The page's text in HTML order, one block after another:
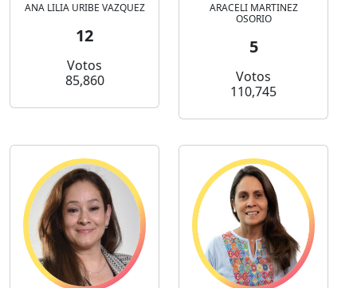
ANA LILIA URIBE VAZQUEZ
12
Votos
85,860
ARACELI MARTINEZ
OSORIO
5
Votos
110,745